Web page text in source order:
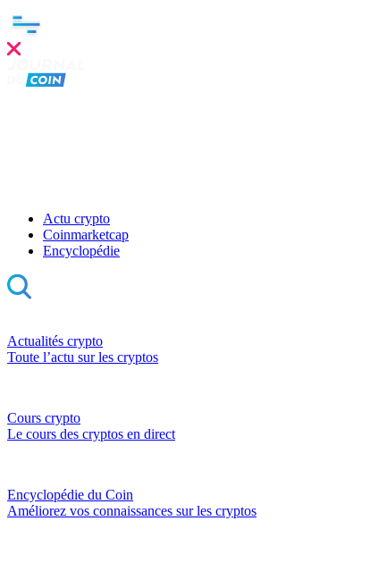
Actu crypto
Coinmarketcap
Encyclopédie
Actualités crypto
Toute l’actu sur les cryptos
Cours crypto
Le cours des cryptos en direct
Encyclopédie du Coin
Améliorez vos connaissances sur les cryptos